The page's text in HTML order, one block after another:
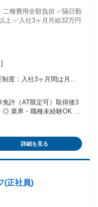
！
二種費用全額負担 ✅隔日勤
上 ✅入社3ヶ月月給32万円
詳細を見る
(正社員)